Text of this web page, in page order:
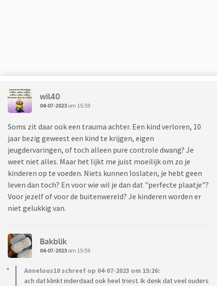
lastig om het aan te kaarten want ik weet gewoon dat ze
zich dan aangevallen voelt. Zij geloven echt in hun manier
van opvoeden dat dat het beste is. Wat moet ik dan nog
zeggen? Jullie zijn te streng en daarom wil mijn kind niet bij
jullie spelen? Moet ook wel zeggen dat ik zelf wel moe wordt
van dat uitgebreide verslag iedere keer. Haar kind doet ook
wel eens iets, dan zeg ik dat we dat hier thuis anders doen of
dat ik dat liever niet heb. Klaar. Hoeft haar moeder toch niet
te horen? Hebben jullie tips? Het is verder wel een lief
vriendinnetje namelijk. Soms ook wel sneu want bij ons
springt ze af en toe lekker uit de band en dan denk ik laat
maar even lekker los gaan
wil40
04-07-2023 om 15:59
Soms zit daar ook een trauma achter. Een kind verloren, 10
jaar bezig geweest een kind te krijgen, eigen
jeugdervaringen, of toch alleen pure controle dwang? Je
weet niet alles. Maar het lijkt me juist moeilijk om zo je
kinderen op te voeden. Niets kunnen loslaten, je hebt geen
leven dan toch? En voor wie wil je dan dat "perfecte plaatje"?
Voor jezelf of voor de buitenwereld? Je kinderen worden er
niet gelukkig van.
Bakblik
04-07-2023 om 15:59
Annelous10 schreef op 04-07-2023 om 15:26:
ach dat klinkt inderdaad ook heel triest. Ik denk dat veel ouders